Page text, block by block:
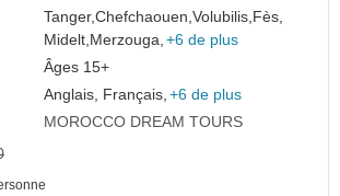
Tanger,Chefchaouen,Volubilis,Fès,
Midelt,Merzouga, +6 de plus
Âges 15+
Anglais, Français, +6 de plus
MOROCCO DREAM TOURS